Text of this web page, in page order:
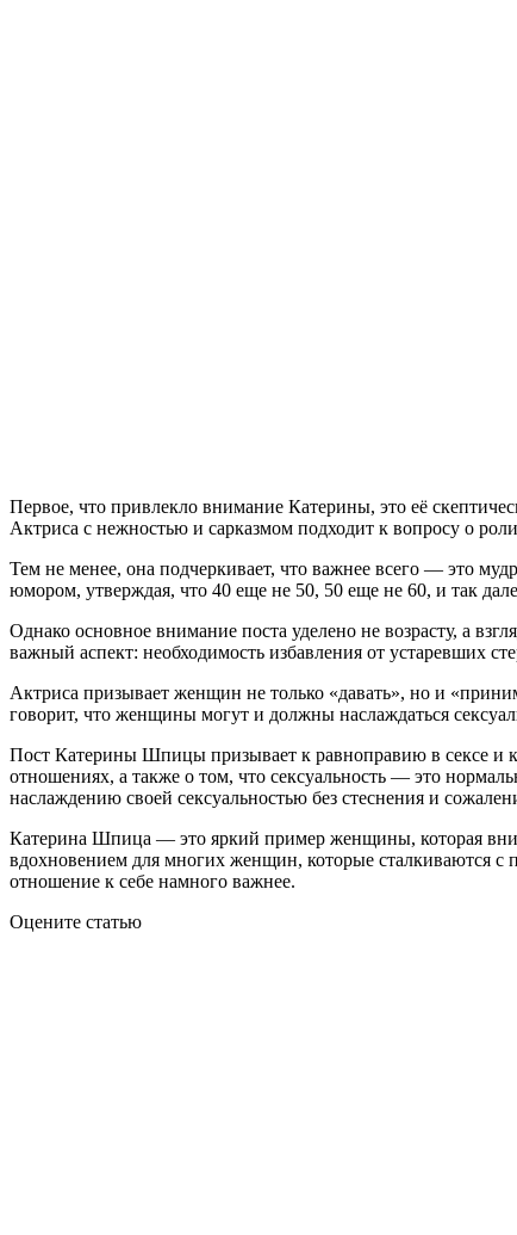
Первое, что привлекло внимание Катерины, это её
Актриса с нежностью и сарказмом подходит к вопросу о
Тем не менее, она подчеркивает, что важнее всего — это
юмором, утверждая, что 40 еще не 50, 50 еще не 60, и так
Однако основное внимание поста уделено не возрасту, а
важный аспект: необходимость избавления от устаревших
Актриса призывает женщин не только «давать», но и
говорит, что женщины могут и должны наслаждаться
Пост Катерины Шпицы призывает к равноправию в сексе и
отношениях, а также о том, что сексуальность — это
наслаждению своей сексуальностью без стеснения и
Катерина Шпица — это яркий пример женщины, которая
вдохновением для многих женщин, которые сталкиваются
отношение к себе намного важнее.
Оцените статью